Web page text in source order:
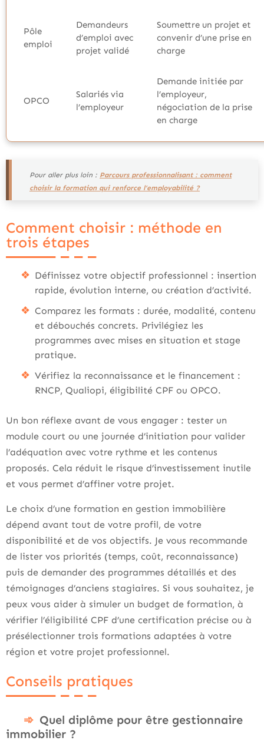
Pôle
emploi
Demandeurs
d’emploi avec
projet validé
Soumettre un projet et
convenir d’une prise en
charge
OPCO
Salariés via
l’employeur
Demande initiée par
l’employeur,
négociation de la prise
en charge
Pour aller plus loin : Parcours professionnalisant : comment
choisir la formation qui renforce l’employabilité ?
Comment choisir : méthode en
trois étapes
Définissez votre objectif professionnel : insertion
rapide, évolution interne, ou création d’activité.
Comparez les formats : durée, modalité, contenu
et débouchés concrets. Privilégiez les
programmes avec mises en situation et stage
pratique.
Vérifiez la reconnaissance et le financement :
RNCP, Qualiopi, éligibilité CPF ou OPCO.
Un bon réflexe avant de vous engager : tester un
module court ou une journée d’initiation pour valider
l’adéquation avec votre rythme et les contenus
proposés. Cela réduit le risque d’investissement inutile
et vous permet d’affiner votre projet.
Le choix d’une formation en gestion immobilière
dépend avant tout de votre profil, de votre
disponibilité et de vos objectifs. Je vous recommande
de lister vos priorités (temps, coût, reconnaissance)
puis de demander des programmes détaillés et des
témoignages d’anciens stagiaires. Si vous souhaitez, je
peux vous aider à simuler un budget de formation, à
vérifier l’éligibilité CPF d’une certification précise ou à
présélectionner trois formations adaptées à votre
région et votre projet professionnel.
Conseils pratiques
Quel diplôme pour être gestionnaire
immobilier ?